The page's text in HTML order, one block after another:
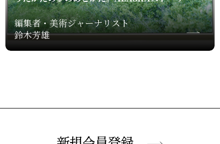
編集者・美術ジャーナリスト
鈴木芳雄